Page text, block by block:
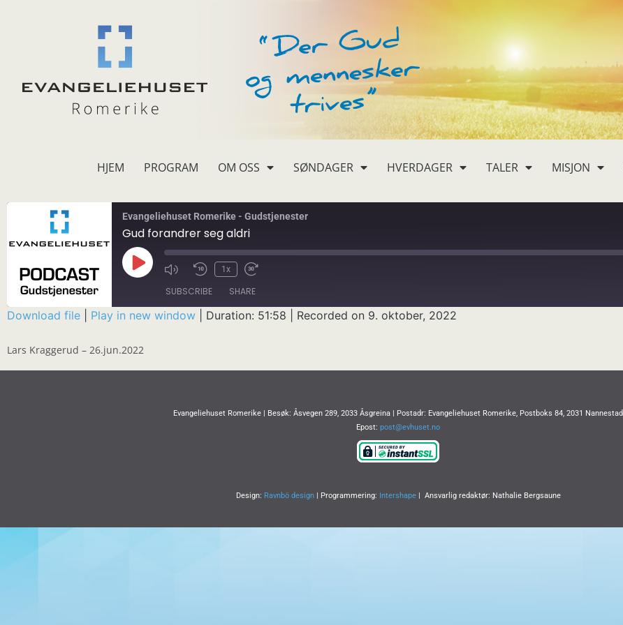
HJEM PROGRAM OM OSS SØNDAGER HVERDAGER TALER MISJON
Evangeliehuset Romerike - Gudstjenester
Gud forandrer seg aldri
1x
SUBSCRIBE SHARE
RSS FEED
Download file Play in new window Duration: 51:58 Recorded on 9. oktober, 2022
Lars Kraggerud – 26.jun.2022
Evangeliehuset Romerike | Besøk: Åsvegen 289, 2033 Åsgreina | Postadr: Evangeliehuset Romerike, Postboks 84, 2031 Nannestad
Epost: post@evhuset.no
Design: Ravnbö design| Programmering: Intershape| Ansvarlig redaktør: Nathalie Bergsaune